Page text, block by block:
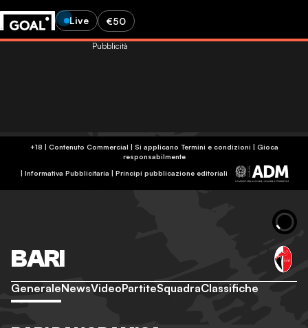
Live €50
+18 | Contenuto Commercial | Si applicano Termini e condizioni | Gioca
responsabilmente
| Informativa Pubblicitaria | Principi pubblicazione editoriali
Pubblicità
BARI
GeneraleNewsVideoPartiteSquadraClassifiche